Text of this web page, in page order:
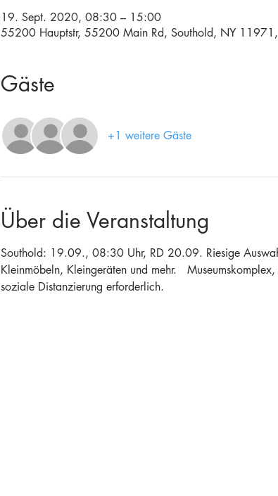
19. Sept. 2020, 08:30 – 15:00
55200 Hauptstr, 55200 Main Rd, Southold, NY
Gäste
+1 weitere Gäste
Über die Veranstaltung
Southold: 19.09., 08:30 Uhr, RD 20.09. Riesige
Kleinmöbeln, Kleingeräten und mehr.
soziale Distanzierung erforderlich.